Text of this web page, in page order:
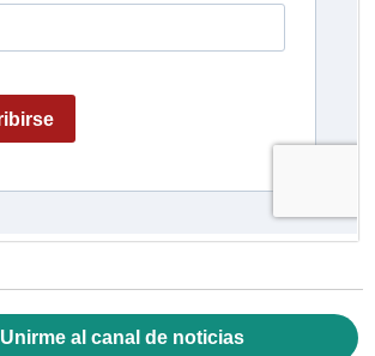
Unirme al canal de noticias